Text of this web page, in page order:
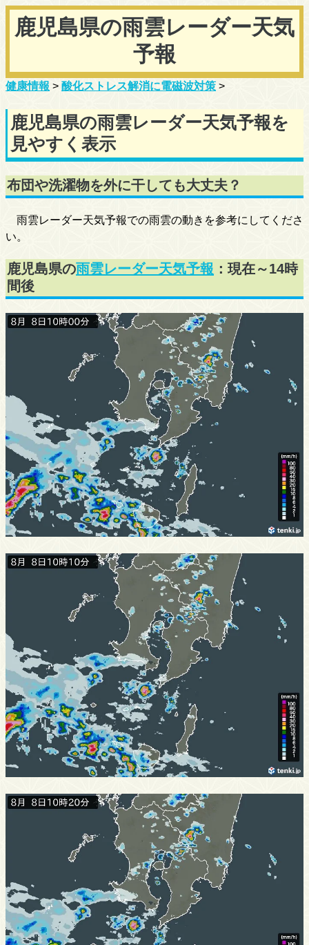
鹿児島県の雨雲レーダー天気
予報
健康情報 > 酸化ストレス解消に電磁波対策 >
鹿児島県の雨雲レーダー天気予報を
見やすく表示
布団や洗濯物を外に干しても大丈夫？
雨雲レーダー天気予報での雨雲の動きを参考にしてくださ
い。
鹿児島県の雨雲レーダー天気予報 ：現在～14時
間後